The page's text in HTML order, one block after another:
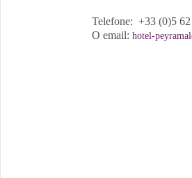
Telefone: +33 (0)5
O email: hotel-